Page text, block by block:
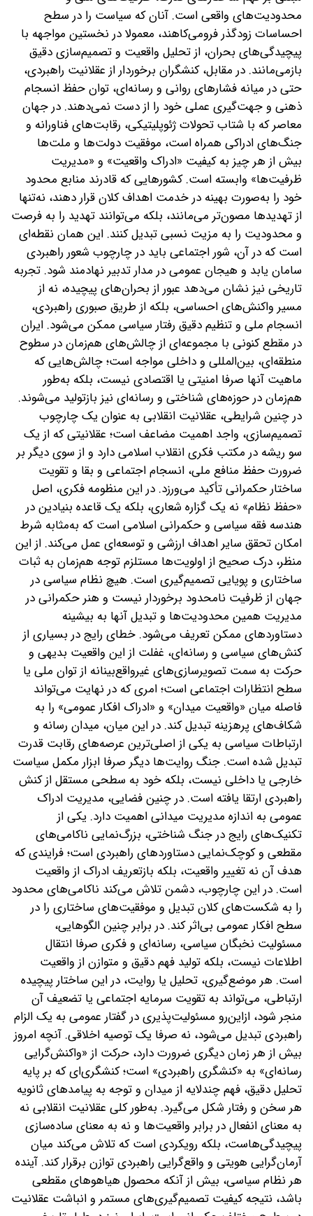
محدودیت‌های واقعی است. آنان که سیاست را در سطح
احساسات زودگذر فرومی‌کاهند، معمولا در نخستین مواجهه با
پیچیدگی‌های بحران، از تحلیل واقعیت و تصمیم‌سازی دقیق
بازمی‌مانند. در مقابل، کنشگران برخوردار از عقلانیت راهبردی،
حتی در میانه فشارهای روانی و رسانه‌ای، توان حفظ انسجام
ذهنی و جهت‌گیری عملی خود را از دست نمی‌دهند. در جهان
معاصر که با شتاب تحولات ژئوپلیتیکی، رقابت‌های فناورانه و
جنگ‌های ادراکی همراه است، موفقیت دولت‌ها و ملت‌ها
بیش از هر چیز به کیفیت «ادراک واقعیت» و «مدیریت
ظرفیت‌ها» وابسته است. کشورهایی که قادرند منابع محدود
خود را به‌صورت بهینه در خدمت اهداف کلان قرار دهند، نه‌تنها
از تهدیدها مصون‌تر می‌مانند، بلکه می‌توانند تهدید را به فرصت
و محدودیت را به مزیت نسبی تبدیل کنند. این همان نقطه‌ای
است که در آن، شور اجتماعی باید در چارچوب شعور راهبردی
سامان یابد و هیجان عمومی در مدار تدبیر نهادمند شود. تجربه
تاریخی نیز نشان می‌دهد عبور از بحران‌های پیچیده، نه از
مسیر واکنش‌های احساسی، بلکه از طریق صبوری راهبردی،
انسجام ملی و تنظیم دقیق رفتار سیاسی ممکن می‌شود. ایران
در مقطع کنونی با مجموعه‌ای از چالش‌های هم‌زمان در سطوح
منطقه‌ای، بین‌المللی و داخلی مواجه است؛ چالش‌هایی که
ماهیت آنها صرفا امنیتی یا اقتصادی نیست، بلکه به‌طور
هم‌زمان در حوزه‌های شناختی و رسانه‌ای نیز بازتولید می‌شوند.
در چنین شرایطی، عقلانیت انقلابی به‌ عنوان یک چارچوب
تصمیم‌سازی، واجد اهمیت مضاعف است؛ عقلانیتی که از یک
سو ریشه در مکتب فکری انقلاب اسلامی دارد و از سوی دیگر بر
ضرورت حفظ منافع ملی، انسجام اجتماعی و بقا و تقویت
ساختار حکمرانی تأکید می‌ورزد. در این منظومه فکری، اصل
«حفظ نظام» نه یک گزاره شعاری، بلکه یک قاعده بنیادین در
هندسه فقه سیاسی و حکمرانی اسلامی است که به‌مثابه شرط
امکان تحقق سایر اهداف ارزشی و توسعه‌ای عمل می‌کند. از این
منظر، درک صحیح از اولویت‌ها مستلزم توجه هم‌زمان به ثبات
ساختاری و پویایی تصمیم‌گیری است. هیچ نظام سیاسی در
جهان از ظرفیت نامحدود برخوردار نیست و هنر حکمرانی در
مدیریت همین محدودیت‌ها و تبدیل آنها به بیشینه
دستاوردهای ممکن تعریف می‌شود. خطای رایج در بسیاری از
کنش‌های سیاسی و رسانه‌ای، غفلت از این واقعیت بدیهی و
حرکت به سمت تصویرسازی‌های غیرواقع‌بینانه از توان ملی یا
سطح انتظارات اجتماعی است؛ امری که در نهایت می‌تواند
فاصله میان «واقعیت میدان» و «ادراک افکار عمومی» را به
شکاف‌های پرهزینه تبدیل کند. در این میان، میدان رسانه و
ارتباطات سیاسی به یکی از اصلی‌ترین عرصه‌های رقابت قدرت
تبدیل شده است. جنگ روایت‌ها دیگر صرفا ابزار مکمل سیاست
خارجی یا داخلی نیست، بلکه خود به سطحی مستقل از کنش
راهبردی ارتقا یافته است. در چنین فضایی، مدیریت ادراک
عمومی به اندازه مدیریت میدانی اهمیت دارد. یکی از
تکنیک‌های رایج در جنگ شناختی، بزرگ‌نمایی ناکامی‌های
مقطعی و کوچک‌نمایی دستاوردهای راهبردی است؛ فرایندی که
هدف آن نه تغییر واقعیت، بلکه بازتعریف ادراک از واقعیت
است. در این چارچوب، دشمن تلاش می‌کند ناکامی‌های محدود
را به شکست‌های کلان تبدیل و موفقیت‌های ساختاری را در
سطح افکار عمومی بی‌اثر کند. در برابر چنین الگوهایی،
مسئولیت نخبگان سیاسی، رسانه‌ای و فکری صرفا انتقال
اطلاعات نیست، بلکه تولید فهم دقیق و متوازن از واقعیت
است. هر موضع‌گیری، تحلیل یا روایت، در این ساختار پیچیده
ارتباطی، می‌تواند به تقویت سرمایه اجتماعی یا تضعیف آن
منجر شود، ازاین‌رو مسئولیت‌پذیری در گفتار عمومی به یک الزام
راهبردی تبدیل می‌شود، نه صرفا یک توصیه اخلاقی. آنچه امروز
بیش از هر زمان دیگری ضرورت دارد، حرکت از «واکنش‌گرایی
رسانه‌ای» به «کنشگری راهبردی» است؛ کنشگری‌ای که بر پایه
تحلیل دقیق، فهم چندلایه از میدان و توجه به پیامدهای ثانویه
هر سخن و رفتار شکل می‌گیرد. به‌طور کلی عقلانیت انقلابی نه
به معنای انفعال در برابر واقعیت‌ها و نه به معنای ساده‌سازی
پیچیدگی‌هاست، بلکه رویکردی است که تلاش می‌کند میان
آرمان‌گرایی هویتی و واقع‌گرایی راهبردی توازن برقرار کند. آینده
هر نظام سیاسی، بیش از آنکه محصول هیاهوهای مقطعی
باشد، نتیجه کیفیت تصمیم‌گیری‌های مستمر و انباشت عقلانیت